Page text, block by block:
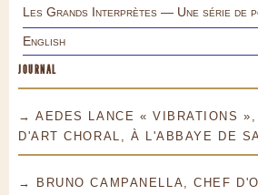
Les Grands Interprètes — Une série de
English
JOURNAL
→ AEDES LANCE « VIBRATIONS
D'ART CHORAL, À L'ABBAYE DE
→ BRUNO CAMPANELLA, CHEF